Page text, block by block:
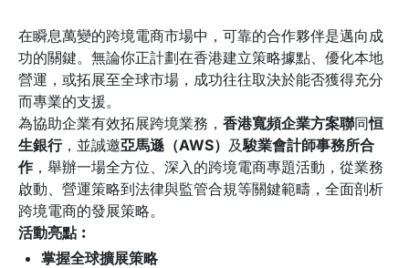
在瞬息萬變的跨境電商市場中，可靠的合作夥伴是邁向成
功的關鍵。無論你正計劃在香港建立策略據點、優化本地
營運，或拓展至全球市場，成功往往取決於能否獲得充分
而專業的支援。
為協助企業有效拓展跨境業務， 香港寬頻企業方案聯同恒
生銀行，並誠邀亞馬遜（AWS） 及駿業會計師事務所合
作，舉辦一場全方位、深入的跨境電商專題活動，從業務
啟動、營運策略到法律與監管合規等關鍵範疇，全面剖析
跨境電商的發展策略。
活動亮點︰
掌握全球擴展策略